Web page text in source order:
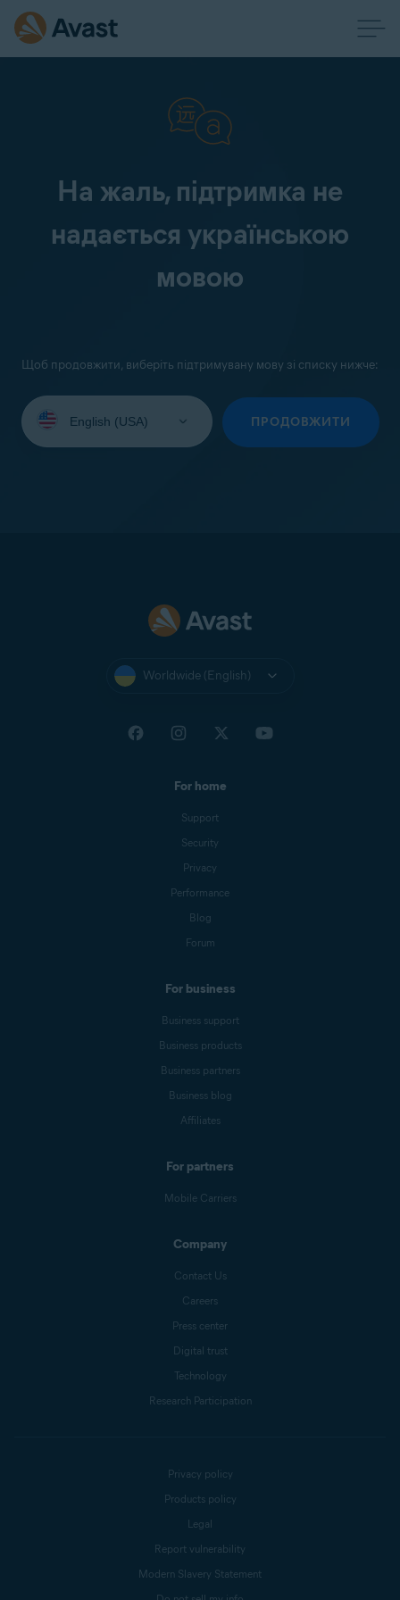
На жаль, підтримка не
надається українською
мовою
Щоб продовжити, виберіть підтримувану мову зі списку нижче:
your
ПРОДОВЖИТИ
Worldwide (English)
For home
Support
Security
Privacy
Performance
Blog
Forum
For business
Business support
Business products
Business partners
Business blog
Affiliates
For partners
Mobile Carriers
Company
Contact Us
Careers
Press center
Digital trust
Technology
Research Participation
Privacy policy
Products policy
Legal
Report vulnerability
Modern Slavery Statement